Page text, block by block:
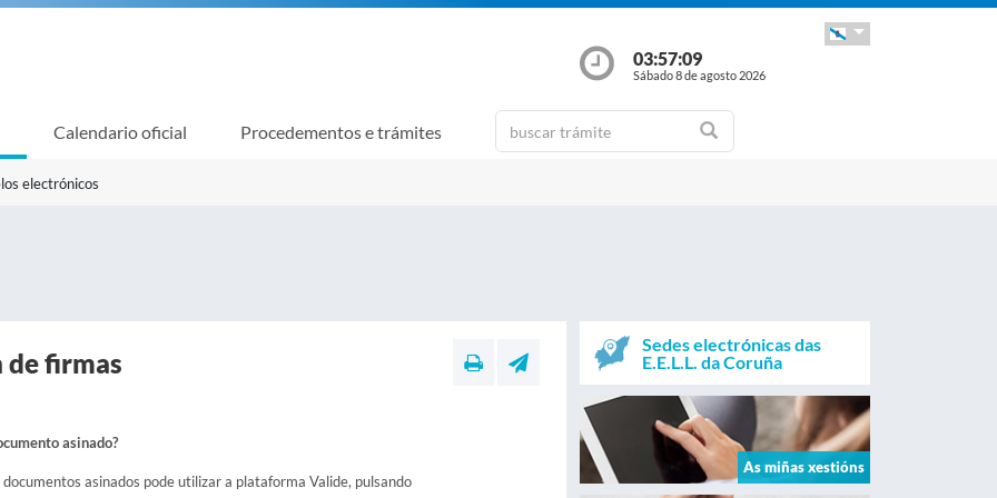
03:57:10
Sábado 8 de agosto 2026
Calendario oficial Procedementos e trámites
electrónicos
firmas
asinado?
asinados pode utilizar a plataforma Valide, pulsando
Sedes electrónicas das
E.E.L.L. da Coruña
As miñas xestións